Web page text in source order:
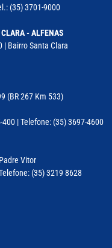
(35) 3701-9000
- ALFENAS
| Bairro Santa Clara
(BR 267 Km 533)
| Telefone: (35) 3697-4600
Vitor
(35) 3219 8628